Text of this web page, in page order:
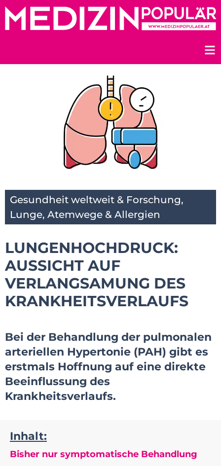
Zum
Inhalt
Gesundheit weltweit & Forschung,
Lunge, Atemwege & Allergien
LUNGENHOCHDRUCK:
AUSSICHT AUF
VERLANGSAMUNG DES
KRANKHEITSVERLAUFS
Bei der Behandlung der pulmonalen
arteriellen Hypertonie (PAH) gibt es
erstmals Hoffnung auf eine direkte
Beeinflussung des
Krankheitsverlaufs.
Inhalt:
Bisher nur symptomatische Behandlung